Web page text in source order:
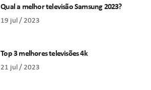
Qual a melhor televisão Samsung 2023?
19 jul / 2023
Top 3 melhores televisões 4k
21 jul / 2023